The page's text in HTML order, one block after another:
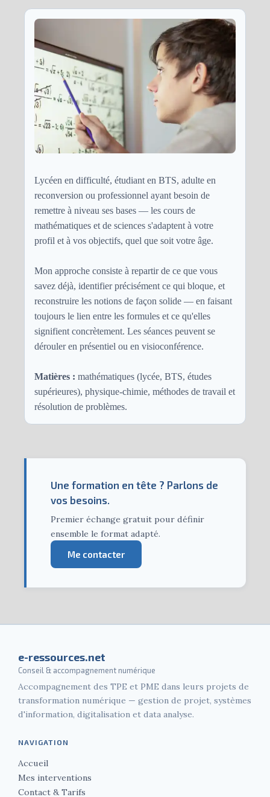
Lycéen en difficulté, étudiant en BTS, adulte en
reconversion ou professionnel ayant besoin de
remettre à niveau ses bases — les cours de
mathématiques et de sciences s'adaptent à votre
profil et à vos objectifs, quel que soit votre âge.
Mon approche consiste à repartir de ce que vous
savez déjà, identifier précisément ce qui bloque, et
reconstruire les notions de façon solide — en faisant
toujours le lien entre les formules et ce qu'elles
signifient concrètement. Les séances peuvent se
dérouler en présentiel ou en visioconférence.
Matières : mathématiques (lycée, BTS, études
supérieures), physique-chimie, méthodes de travail et
résolution de problèmes.
Une formation en tête ? Parlons de
vos besoins.
Premier échange gratuit pour définir
ensemble le format adapté.
Me contacter
e-ressources.net
Conseil & accompagnement numérique
Accompagnement des TPE et PME dans leurs projets de
transformation numérique — gestion de projet, systèmes
d'information, digitalisation et data analyse.
NAVIGATION
Accueil
Mes interventions
Contact & Tarifs